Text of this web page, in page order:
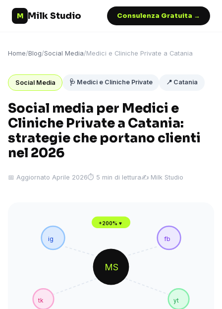
M Milk Studio Consulenza Gratuita →
Home/Blog/Social Media/Medici e Cliniche Private a Catania
Social Media 🩺 Medici e Cliniche Private 📍 Catania
Social media per Medici e
Cliniche Private a Catania:
strategie che portano clienti
nel 2026
📅 Aggiornato Aprile 2026⏱ 5 min di lettura✍️ Milk Studio
MS
ig fb
tk yt
+200% ♥